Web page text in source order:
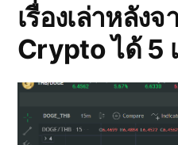
เรื่องเล่าหลังจ
Crypto ได้ 5